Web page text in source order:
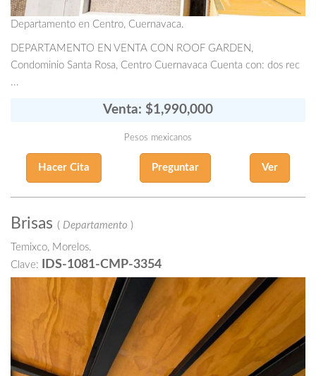
Departamento en Centro, Cuernavaca.
DEPARTAMENTO EN VENTA CON ROOF GARDEN,
Condominio Santa Rosa, Centro Cuernavaca Cuenta con: dos rec
...
Venta: $1,990,000
Pesos mexicanos
Hacer Cita Preguntar Ver
Brisas ( Departamento )
Temixco, Morelos.
Clave:
IDS-1081-CMP-3354